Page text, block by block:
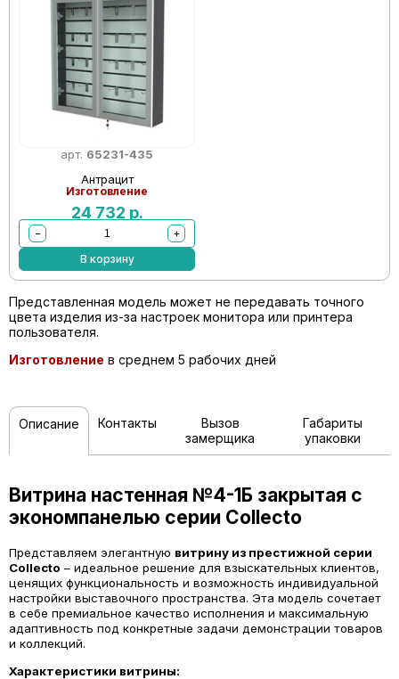
арт. 65231-435
Антрацит
Изготовление
24 732 р.
−
+
В корзину
Представленная модель может не передавать точного
цвета изделия из-за настроек монитора или принтера
пользователя.
Изготовление в среднем 5 рабочих дней
Описание Контакты
Вызов
замерщика
Габариты
упаковки
Витрина настенная №4-1Б закрытая с
экономпанелью серии Collecto
Представляем элегантную витрину из престижной серии
Collecto – идеальное решение для взыскательных клиентов,
ценящих функциональность и возможность индивидуальной
настройки выставочного пространства. Эта модель сочетает
в себе премиальное качество исполнения и максимальную
адаптивность под конкретные задачи демонстрации товаров
и коллекций.
Характеристики витрины: